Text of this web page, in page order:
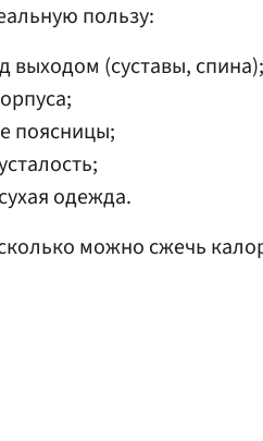
пользу:
выходом (суставы, спина);
поясницы;
одежда.
можно сжечь